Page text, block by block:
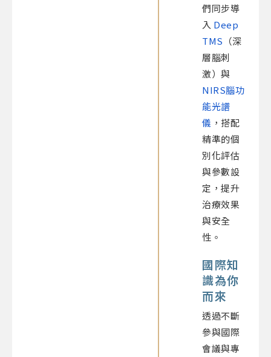
們同步導
入 Deep
TMS （深
層腦刺
激）與
NIRS腦功
能光譜
儀 ，搭配
精準的個
別化評估
與參數設
定，提升
治療效果
與安全
性。
國際知
識為你
而來
透過不斷
參與國際
會議與專